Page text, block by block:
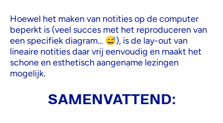
Hoewel het maken van notities op de computer
beperkt is (veel succes met het reproduceren van
een specifiek diagram… 😅), is de lay-out van
lineaire notities daar vrij eenvoudig en maakt het
schone en esthetisch aangename lezingen
mogelijk.
SAMENVATTEND: